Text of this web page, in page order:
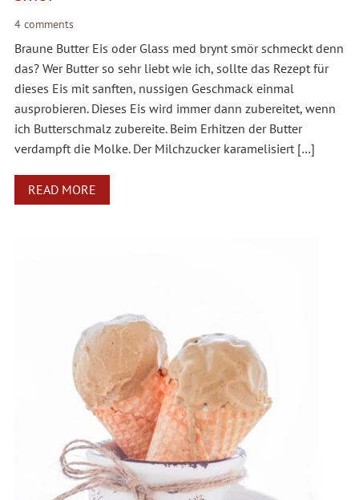
4 comments
Braune Butter Eis oder Glass med brynt smör schmeckt denn
das? Wer Butter so sehr liebt wie ich, sollte das Rezept für
dieses Eis mit sanften, nussigen Geschmack einmal
ausprobieren. Dieses Eis wird immer dann zubereitet, wenn
ich Butterschmalz zubereite. Beim Erhitzen der Butter
verdampft die Molke. Der Milchzucker karamelisiert […]
READ MORE